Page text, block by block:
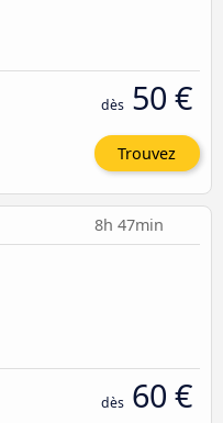
dès 50 €
Trouvez
8h 47min
dès 60 €